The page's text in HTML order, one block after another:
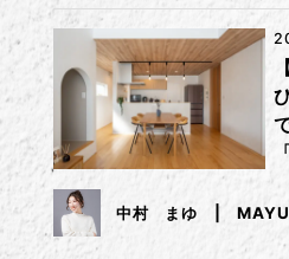
ツ
中村 まゆ